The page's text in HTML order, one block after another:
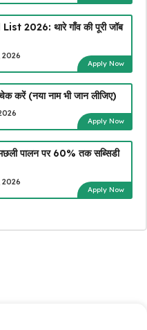
2026: थारे गाँव की पूरी जॉब
Apply Now
करें (नया नाम भी जान लीजिए)
Apply Now
पालन पर 60% तक सब्सिडी
Apply Now